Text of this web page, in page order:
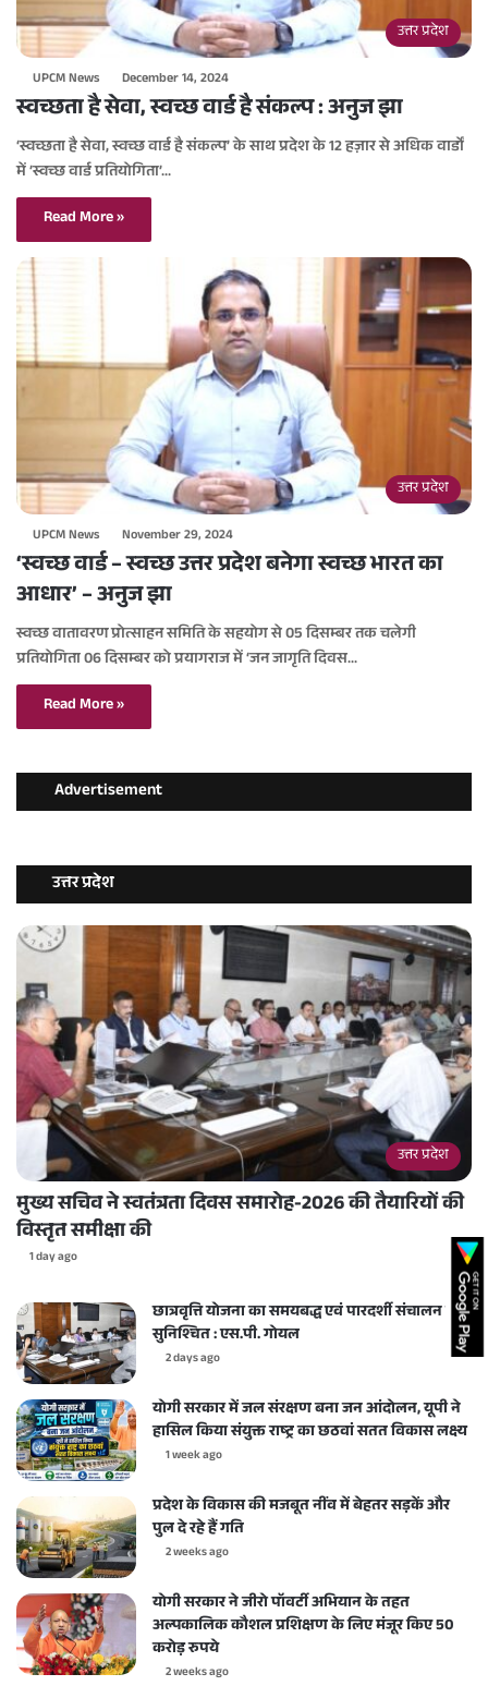
उत्तर प्रदेश
UPCM News December 14, 2024
स्वच्छता है सेवा, स्वच्छ वार्ड है संकल्प : अनुज झा
‘स्वच्छता है सेवा, स्वच्छ वार्ड है संकल्प’ के साथ प्रदेश के 12 हज़ार से अधिक वार्डों
में ’स्वच्छ वार्ड प्रतियोगिता’…
Read More »
उत्तर प्रदेश
UPCM News November 29, 2024
‘स्वच्छ वार्ड – स्वच्छ उत्तर प्रदेश बनेगा स्वच्छ भारत का
आधार’ – अनुज झा
स्वच्छ वातावरण प्रोत्साहन समिति के सहयोग से 05 दिसम्बर तक चलेगी
प्रतियोगिता 06 दिसम्बर को प्रयागराज में ‘जन जागृति दिवस…
Read More »
Advertisement
उत्तर प्रदेश
उत्तर प्रदेश
मुख्य सचिव ने स्वतंत्रता दिवस समारोह-2026 की तैयारियों की
विस्तृत समीक्षा की
1 day ago
छात्रवृत्ति योजना का समयबद्ध एवं पारदर्शी संचालन करें
सुनिश्चित : एस.पी. गोयल
2 days ago
योगी सरकार में जल संरक्षण बना जन आंदोलन, यूपी ने
हासिल किया संयुक्त राष्ट्र का छठवां सतत विकास लक्ष्य
1 week ago
प्रदेश के विकास की मजबूत नींव में बेहतर सड़कें और
पुल दे रहे हैं गति
2 weeks ago
योगी सरकार ने जीरो पॉवर्टी अभियान के तहत
अल्पकालिक कौशल प्रशिक्षण के लिए मंजूर किए 50
करोड़ रुपये
2 weeks ago